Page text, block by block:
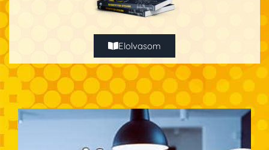
Elolvasom